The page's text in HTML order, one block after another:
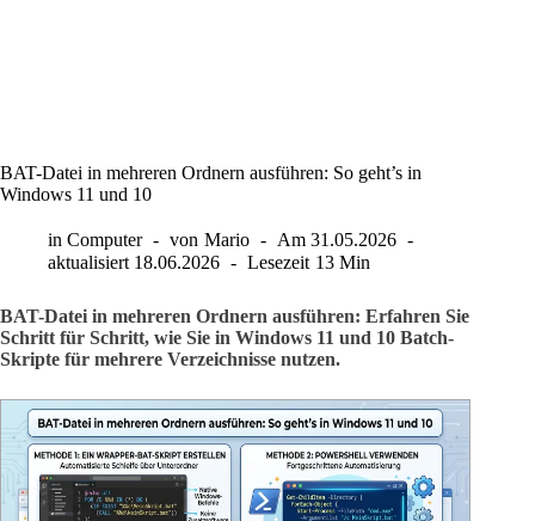
BAT-Datei in mehreren Ordnern ausführen: So geht’s in
Windows 11 und 10
in Computer von Mario Am 31.05.2026
aktualisiert 18.06.2026 Lesezeit 13 Min
BAT-Datei in mehreren Ordnern ausführen: Erfahren Sie
Schritt für Schritt, wie Sie in Windows 11 und 10 Batch-
Skripte für mehrere Verzeichnisse nutzen.